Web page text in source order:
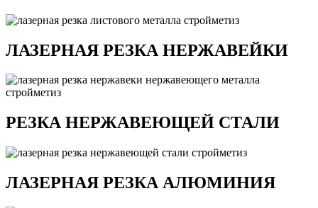
ЛАЗЕРНАЯ РЕЗКА НЕРЖАВЕЙКИ
РЕЗКА НЕРЖАВЕЮЩЕЙ СТАЛИ
ЛАЗЕРНАЯ РЕЗКА АЛЮМИНИЯ